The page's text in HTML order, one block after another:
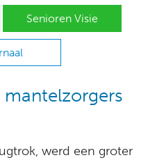
Senioren Visie
mantelzorgers
werd een groter